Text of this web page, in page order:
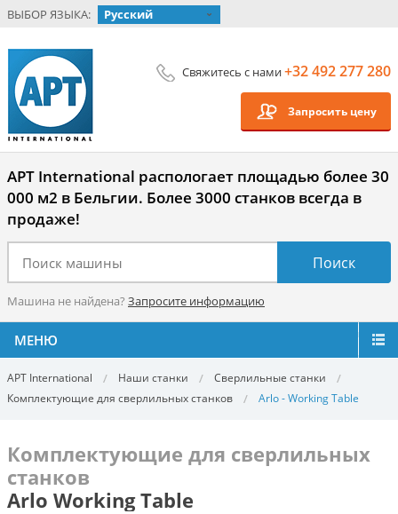
ВЫБОР ЯЗЫКА: Русский
Свяжитесь с нами+32 492 277 280
Запросить цену
APT International распологает площадью более 30
000 м2 в Бельгии. Более 3000 станков всегда в
продаже!
Машина не найдена? Запросите информацию
МЕНЮ
APT International Наши станки
Сверлильные станки
Комплектующие для сверлильных станков
Arlo - Working Table
Комплектующие для сверлильных
станков
Arlo Working Table